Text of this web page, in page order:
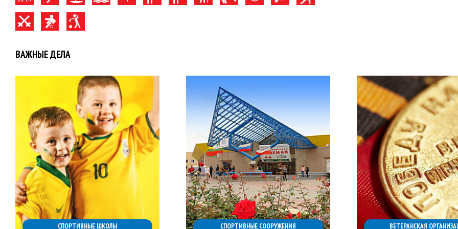
ВАЖНЫЕ ДЕЛА
СПОРТИВНЫЕ ШКОЛЫ СПОРТИВНЫЕ СООРУЖЕНИЯ ВЕТЕРАНСКАЯ